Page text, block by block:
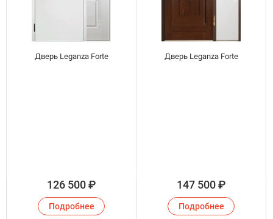
Дверь Leganza Forte
126 500₽
Подробнее
Дверь Leganza Forte
147 500₽
Подробнее